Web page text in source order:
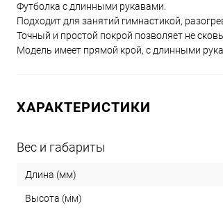
Футболка с длинными рукавами.
Подходит для занятий гимнастикой,
Точный и простой покрой позволяет не
Модель имеет прямой крой, с длинными
ХАРАКТЕРИСТИКИ
Вес и габариты
Длина (мм)
Высота (мм)